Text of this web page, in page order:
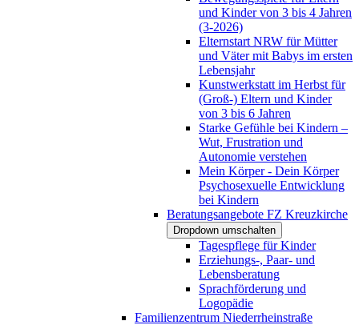
und Kinder von 3 bis 4 Jahren
(3-2026)
Elternstart NRW für Mütter
und Väter mit Babys im ersten
Lebensjahr
Kunstwerkstatt im Herbst für
(Groß-) Eltern und Kinder
von 3 bis 6 Jahren
Starke Gefühle bei Kindern –
Wut, Frustration und
Autonomie verstehen
Mein Körper - Dein Körper
Psychosexuelle Entwicklung
bei Kindern
Beratungsangebote FZ Kreuzkirche
Dropdown umschalten
Tagespflege für Kinder
Erziehungs-, Paar- und
Lebensberatung
Sprachförderung und
Logopädie
Familienzentrum Niederrheinstraße